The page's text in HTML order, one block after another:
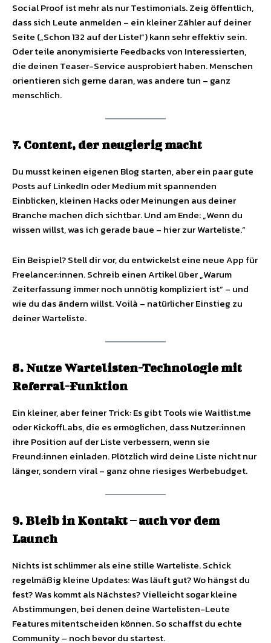
Social Proof ist mehr als nur Testimonials. Zeig öffentlich,
dass sich Leute anmelden – ein kleiner Zähler auf deiner
Seite („Schon 132 auf der Liste!“) kann sehr effektiv sein.
Oder teile anonymisierte Feedbacks von Interessierten,
die deinen Teaser-Service ausprobiert haben. Menschen
orientieren sich gerne daran, was andere tun – ganz
menschlich.
7. Content, der neugierig macht
Du musst keinen eigenen Blog starten, aber ein paar gute
Posts auf LinkedIn oder Medium mit spannenden
Einblicken, kleinen Hacks oder Meinungen aus deiner
Branche machen dich sichtbar. Und am Ende: „Wenn du
wissen willst, was ich gerade baue – hier zur Warteliste.“
Ein Beispiel? Stell dir vor, du entwickelst eine neue App für
Freelancer:innen. Schreib einen Artikel über „Warum
Zeiterfassung immer noch unnötig kompliziert ist“ – und
wie du das ändern willst. Voilà – natürlicher Einstieg zu
deiner Warteliste.
8. Nutze Wartelisten-Technologie mit
Referral-Funktion
Ein kleiner, aber feiner Trick: Es gibt Tools wie Waitlist.me
oder KickoffLabs, die es ermöglichen, dass Nutzer:innen
ihre Position auf der Liste verbessern, wenn sie
Freund:innen einladen. Plötzlich wird deine Liste nicht nur
länger, sondern viral – ganz ohne riesiges Werbebudget.
9. Bleib in Kontakt – auch vor dem
Launch
Nichts ist schlimmer als eine stille Warteliste. Schick
regelmäßig kleine Updates: Was läuft gut? Wo hängst du
fest? Was kommt als Nächstes? Vielleicht sogar kleine
Abstimmungen, bei denen deine Wartelisten-Leute
Features mitentscheiden können. So schaffst du echte
Community – noch bevor du startest.